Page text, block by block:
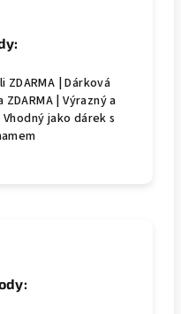
| Dárková
| Výrazný a
jako dárek s